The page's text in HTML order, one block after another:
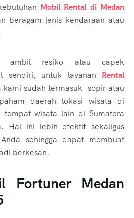
Mobil Rental di Medan
beragam jenis kendaraan atau
ambil resiko atau capek
sendiri, untuk layanan Rental
kami sudah termasuk sopir atau
daerah lokasi wisata di
tempat wisata lain di Sumatera
Hal ini lebih efektif sekaligus
sehingga dapat membuat
berkesan.
Fortuner Medan